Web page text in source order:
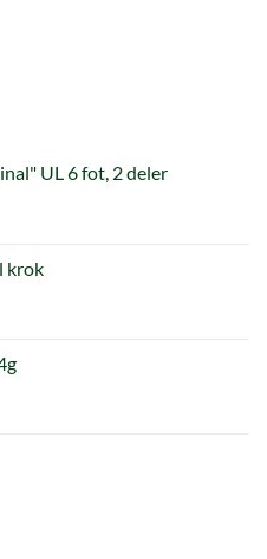
UL 6 fot, 2 deler
krok